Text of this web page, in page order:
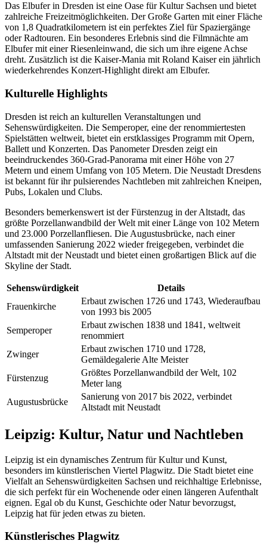
Das Elbufer in Dresden ist eine Oase für Kultur Sachsen und bietet
zahlreiche Freizeitmöglichkeiten. Der Große Garten mit einer Fläche
von 1,8 Quadratkilometern ist ein perfektes Ziel für Spaziergänge
oder Radtouren. Ein besonderes Erlebnis sind die Filmnächte am
Elbufer mit einer Riesenleinwand, die sich um ihre eigene Achse
dreht. Zusätzlich ist die Kaiser-Mania mit Roland Kaiser ein jährlich
wiederkehrendes Konzert-Highlight direkt am Elbufer.
Kulturelle Highlights
Dresden ist reich an kulturellen Veranstaltungen und
Sehenswürdigkeiten. Die Semperoper, eine der renommiertesten
Spielstätten weltweit, bietet ein erstklassiges Programm mit Opern,
Ballett und Konzerten. Das Panometer Dresden zeigt ein
beeindruckendes 360-Grad-Panorama mit einer Höhe von 27
Metern und einem Umfang von 105 Metern. Die Neustadt Dresdens
ist bekannt für ihr pulsierendes Nachtleben mit zahlreichen Kneipen,
Pubs, Lokalen und Clubs.
Besonders bemerkenswert ist der Fürstenzug in der Altstadt, das
größte Porzellanwandbild der Welt mit einer Länge von 102 Metern
und 23.000 Porzellanfliesen. Die Augustusbrücke, nach einer
umfassenden Sanierung 2022 wieder freigegeben, verbindet die
Altstadt mit der Neustadt und bietet einen großartigen Blick auf die
Skyline der Stadt.
Sehenswürdigkeit
Details
Frauenkirche
Erbaut zwischen 1726 und 1743, Wiederaufbau
von 1993 bis 2005
Semperoper
Erbaut zwischen 1838 und 1841, weltweit
renommiert
Zwinger
Erbaut zwischen 1710 und 1728,
Gemäldegalerie Alte Meister
Fürstenzug
Größtes Porzellanwandbild der Welt, 102
Meter lang
Augustusbrücke
Sanierung von 2017 bis 2022, verbindet
Altstadt mit Neustadt
Leipzig: Kultur, Natur und Nachtleben
Leipzig ist ein dynamisches Zentrum für Kultur und Kunst,
besonders im künstlerischen Viertel Plagwitz. Die Stadt bietet eine
Vielfalt an Sehenswürdigkeiten Sachsen und reichhaltige Erlebnisse,
die sich perfekt für ein Wochenende oder einen längeren Aufenthalt
eignen. Egal ob du Kunst, Geschichte oder Natur bevorzugst,
Leipzig hat für jeden etwas zu bieten.
Künstlerisches Plagwitz